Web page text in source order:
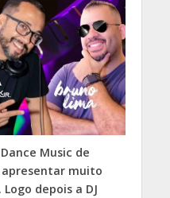
Music de
apresentar muito
depois a DJ